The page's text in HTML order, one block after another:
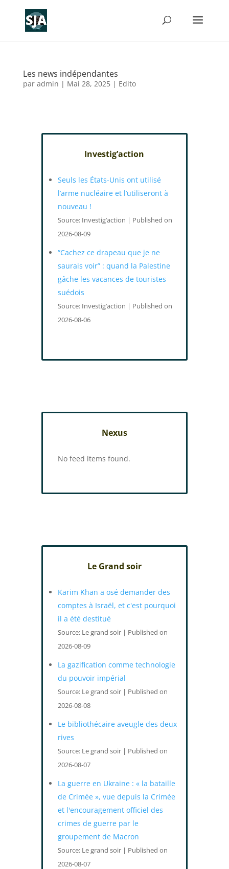
Les news indépendantes
par admin | Mai 28, 2025| Edito
Investig’action
Seuls les États-Unis ont utilisé
l’arme nucléaire et l’utiliseront à
nouveau !
Source: Investig’action
Published on
2026-08-09
“Cachez ce drapeau que je ne
saurais voir” : quand la Palestine
gâche les vacances de touristes
suédois
Source: Investig’action
Published on
2026-08-06
Nexus
No feed items found.
Le Grand soir
Karim Khan a osé demander des
comptes à Israël, et c'est pourquoi
il a été destitué
Source: Le grand soir
Published on
2026-08-09
La gazification comme technologie
du pouvoir impérial
Source: Le grand soir
Published on
2026-08-08
Le bibliothécaire aveugle des deux
rives
Source: Le grand soir
Published on
2026-08-07
La guerre en Ukraine : « la bataille
de Crimée », vue depuis la Crimée
et l'encouragement officiel des
crimes de guerre par le
groupement de Macron
Source: Le grand soir
Published on
2026-08-07